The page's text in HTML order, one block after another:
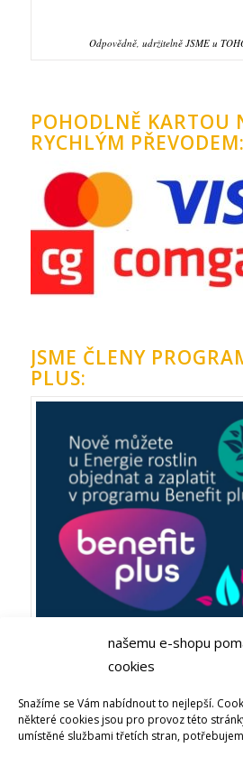
našemu e-shopu
cookies
Snažíme se Vám nabídnout to nejlepší.
některé cookies jsou pro provoz této
umístěné službami třetích stran,
Odpovědně, udržitelně JSME u
POHODLNĚ KARTOU
RYCHLÝM PŘEVODEM:
JSME ČLENY
PLUS:
Bachovy esence nebo soli života u